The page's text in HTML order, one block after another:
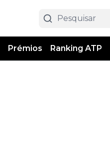
Prémios Ranking ATP